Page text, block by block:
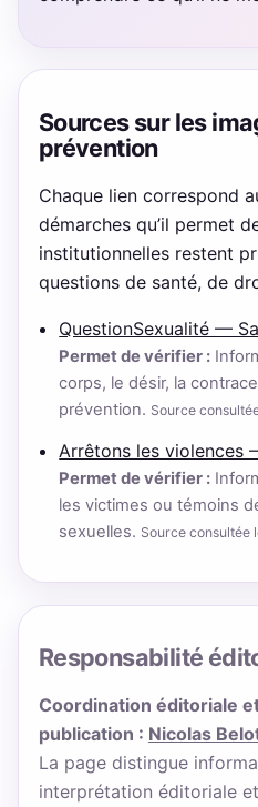
Sources sur les
prévention
Chaque lien correspond
démarches qu’il permet
institutionnelles restent
questions de santé, de
QuestionSexualité —
Permet de vérifier :
corps, le désir, la
prévention. Source
Arrêtons les violences
Permet de vérifier :
les victimes ou témoins
sexuelles. Source consultée
Responsabilité
Coordination éditoriale
publication : Nicolas
La page distingue
interprétation éditoriale